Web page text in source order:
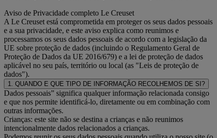
Aviso de Privacidade completo Le Creuset
A Le Creuset está comprometida em proteger os seus dados pessoais
e a sua privacidade, e este aviso explica como reunimos e
processamos os seus dados pessoais de acordo com a legislação da
UE sobre proteção de dados (incluindo o Regulamento Geral de
Proteção de Dados da UE 2016/679) e a lei de proteção de dados
aplicável no seu país, território ou local (as "Leis de proteção de
dados").
1. QUANDO E QUE TIPO DE INFORMAÇÃO RECOLHEMOS DE SI?
Dados pessoais” significa qualquer informação relacionada consigo
e que nos permite identificá-lo, diretamente ou em combinação com
outras informações.
Crianças: este site não se destina a crianças e não reunimos
intencionalmente dados relacionados a crianças.